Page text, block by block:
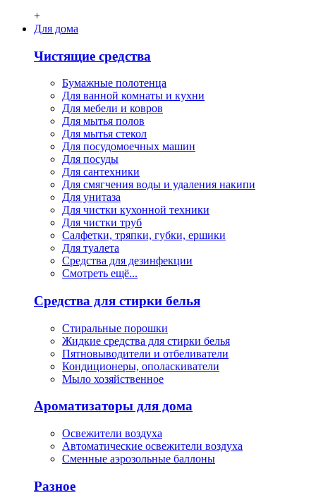
+
Для дома
Чистящие средства
Бумажные полотенца
Для ванной комнаты и кухни
Для мебели и ковров
Для мытья полов
Для мытья стекол
Для посудомоечных машин
Для посуды
Для сантехники
Для смягчения воды и удаления накипи
Для унитаза
Для чистки кухонной техники
Для чистки труб
Салфетки, тряпки, губки, ершики
Для туалета
Средства для дезинфекции
Смотреть ещё...
Средства для стирки белья
Стиральные порошки
Жидкие средства для стирки белья
Пятновыводители и отбеливатели
Кондиционеры, ополаскиватели
Мыло хозяйственное
Ароматизаторы для дома
Освежители воздуха
Автоматические освежители воздуха
Сменные аэрозольные баллоны
Разное